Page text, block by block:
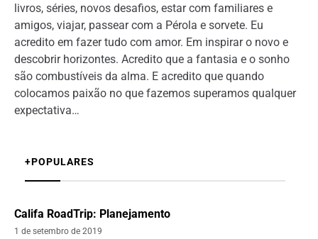
livros, séries, novos desafios, estar com familiares e
amigos, viajar, passear com a Pérola e sorvete. Eu
acredito em fazer tudo com amor. Em inspirar o novo e
descobrir horizontes. Acredito que a fantasia e o sonho
são combustíveis da alma. E acredito que quando
colocamos paixão no que fazemos superamos qualquer
expectativa…
+POPULARES
Califa RoadTrip: Planejamento
1 de setembro de 2019